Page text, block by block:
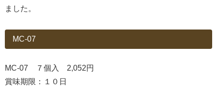
ました。
MC-07
MC-07 ７個入 2,052円
賞味期限：１０日